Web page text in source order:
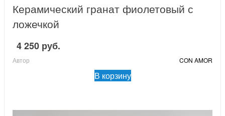
Керамический гранат фиолетовый с
ложечкой
4 250 руб.
Автор CON AMOR
В корзину